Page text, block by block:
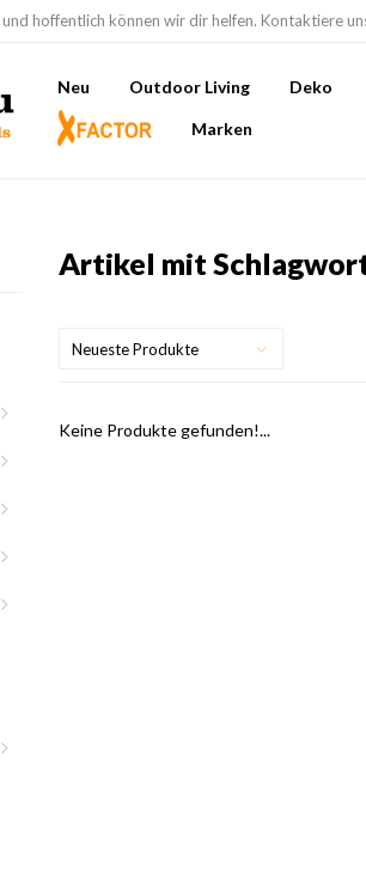
hoffentlich können wir dir helfen. Kontaktiere
Neu Outdoor Living Deko
Marken
Artikel mit
Neueste Produkte
Keine Produkte gefunden!...